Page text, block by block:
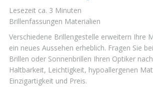
Lesezeit ca. 3 Minuten
Brillenfassungen Materialien
Verschiedene Brillengestelle erweitern Ihre
ein neues Aussehen erheblich. Fragen Sie
Brillen oder Sonnenbrillen Ihren Optiker
Haltbarkeit, Leichtigkeit, hypoallergenen
Einzigartigkeit und Preis.